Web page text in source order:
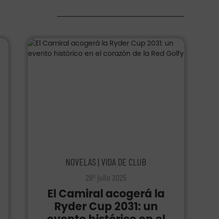
NOVELAS | VIDA DE CLUB
28º julio 2025
El Camiral acogerá la
Ryder Cup 2031: un